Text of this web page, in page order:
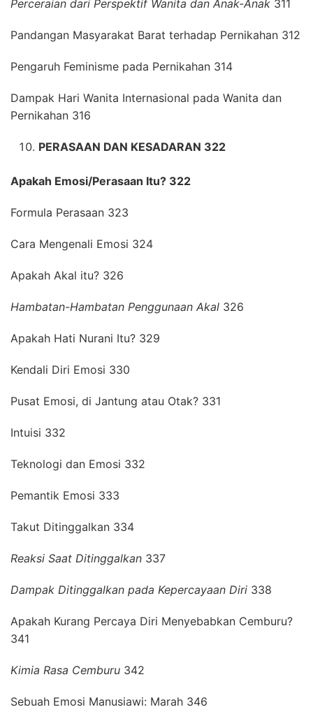
Perceraian dari Perspektif Wanita dan Anak-Anak 311
Pandangan Masyarakat Barat terhadap Pernikahan 312
Pengaruh Feminisme pada Pernikahan 314
Dampak Hari Wanita Internasional pada Wanita dan
Pernikahan 316
PERASAAN DAN KESADARAN 322
Apakah Emosi/Perasaan Itu? 322
Formula Perasaan 323
Cara Mengenali Emosi 324
Apakah Akal itu? 326
Hambatan-Hambatan Penggunaan Akal 326
Apakah Hati Nurani Itu? 329
Kendali Diri Emosi 330
Pusat Emosi, di Jantung atau Otak? 331
Intuisi 332
Teknologi dan Emosi 332
Pemantik Emosi 333
Takut Ditinggalkan 334
Reaksi Saat Ditinggalkan 337
Dampak Ditinggalkan pada Kepercayaan Diri 338
Apakah Kurang Percaya Diri Menyebabkan Cemburu?
341
Kimia Rasa Cemburu 342
Sebuah Emosi Manusiawi: Marah 346